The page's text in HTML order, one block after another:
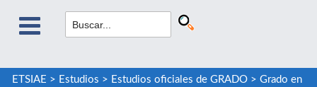
ETSIAE > Estudios > Estudios oficiales de GRADO> Grado en